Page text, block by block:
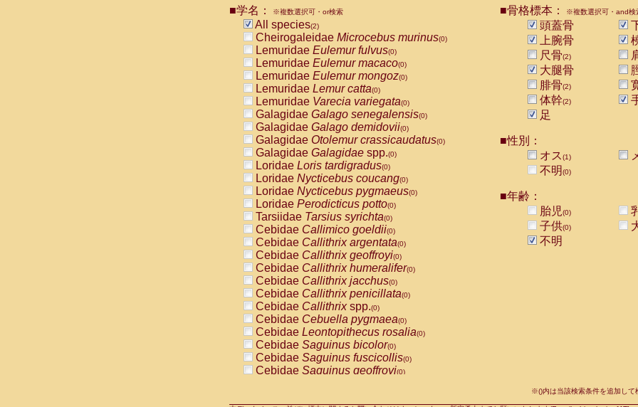
AtelidaeAteles belzebuth
AtelidaeAteles geoffroyi
AtelidaeAteles paniscus(0)
AtelidaeAtelesspp. (0)
AtelidaeLagothrix lagothricha
AtelidaeLagothrix lagothricha cana
PitheciidaeCacajao calvus rubicundus
PitheciidaeCallicebus cupreus
PitheciidaeCallicebus donacophilus
PitheciidaeCallicebus moloch
PitheciidaeCallicebus torquatus(0)
PitheciidaeCallicebusspp.
PitheciidaeChiropotes satanas
PitheciidaePithecia monachus
PitheciidaePithecia pithecia (0)
CercopithecidaeCercocebus agilis
CercopithecidaeCercocebus galeritus chrysogaster
CercopithecidaeCercocebus torquatus atys
CercopithecidaeCercocebus torquatus lunulatus
CercopithecidaeCercocebus torquatus torquatus
CercopithecidaeCercocebushybrid
CercopithecidaeCercocebusspp.
CercopithecidaeLophocebus albigena
CercopithecidaePapio anubis
CercopithecidaePapio cynocephalus
CercopithecidaePapio hamadryas
CercopithecidaePapio papio
CercopithecidaePapiospp.(0)
CercopithecidaeMandrillus leucophaeus
CercopithecidaeMandrillus sphinx
CercopithecidaeMacaca arctoides(0)
■学名： ※複数選択可・or検索
All species(2)
Cheirogaleidae Microcebus murinus(0)
Lemuridae Eulemur fulvus(0)
Lemuridae Eulemur macaco(0)
Lemuridae Eulemur mongoz(0)
Lemuridae Lemur catta(0)
Lemuridae Varecia variegata(0)
Galagidae Galago senegalensis(0)
Galagidae Galago demidovii(0)
Galagidae Otolemur crassicaudatus(0)
Galagidae Galagidae spp.(0)
Loridae Loris tardigradus(0)
Loridae Nycticebus coucang(0)
Loridae Nycticebus pygmaeus(0)
Loridae Perodicticus potto(0)
Tarsiidae Tarsius syrichta(0)
Cebidae Callimico goeldii(0)
Cebidae Callithrix argentata(0)
Cebidae Callithrix geoffroyi(0)
Cebidae Callithrix humeralifer(0)
Cebidae Callithrix jacchus(0)
Cebidae Callithrix penicillata(0)
Cebidae Callithrixspp.(0)
Cebidae Cebuella pygmaea(0)
Cebidae Leontopithecus rosalia(0)
Cebidae Saguinus bicolor(0)
Cebidae Saguinus fuscicollis(0)
Cebidae Saguinus geoffroyi(0)
■骨格標本： ※複数選択可・and検
頭蓋骨
上腕骨
尺骨(2)
大腿骨
腓骨(2)
体幹(2)
足
■性別：
オス(1)
不明(0)
■年齢：
胎児(0)
子供(0)
不明
※()内は当該検索条件を追加して